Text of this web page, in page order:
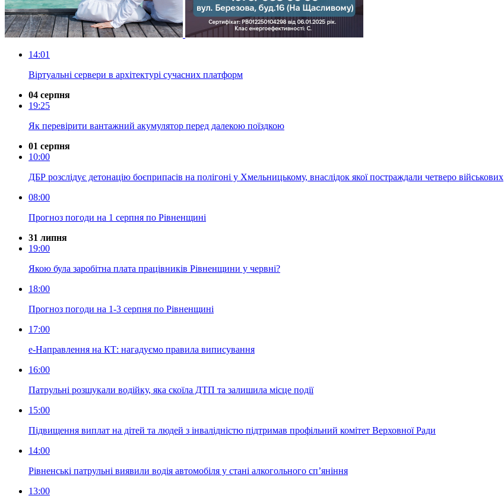
14:01
Віртуальні сервери в архітектурі сучасних платформ
04 серпня
19:25
Як перевірити вантажний акумулятор перед далекою поїздкою
01 серпня
10:00
ДБР розслідує детонацію боєприпасів на полігоні у Хмельницькому, внаслідок якої постраждали четверо військових
08:00
Прогноз погоди на 1 серпня по Рівненщині
31 липня
19:00
Якою була заробітна плата працівників Рівненщини у червні?
18:00
Прогноз погоди на 1-3 серпня по Рівненщині
17:00
е-Направлення на КТ: нагадуємо правила виписування
16:00
Патрульні розшукали водійку, яка скоїла ДТП та залишила місце події
15:00
Підвищення виплат на дітей та людей з інвалідністю підтримав профільний комітет Верховної Ради
14:00
Рівненські патрульні виявили водія автомобіля у стані алкогольного сп’яніння
13:00